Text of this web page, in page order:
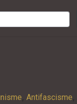
, Antifascisme,